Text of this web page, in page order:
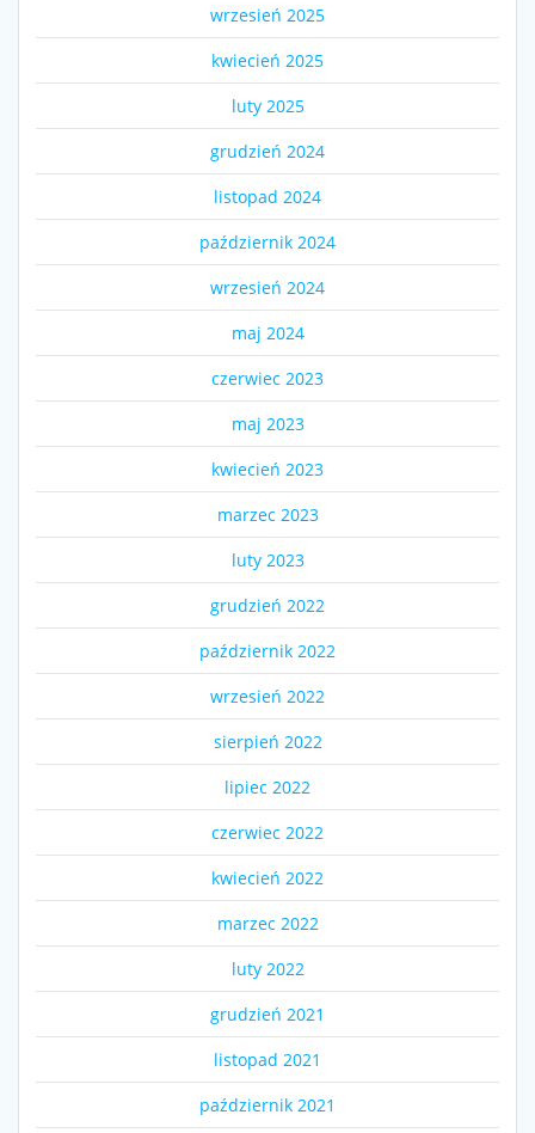
wrzesień 2025
kwiecień 2025
luty 2025
grudzień 2024
listopad 2024
październik 2024
wrzesień 2024
maj 2024
czerwiec 2023
maj 2023
kwiecień 2023
marzec 2023
luty 2023
grudzień 2022
październik 2022
wrzesień 2022
sierpień 2022
lipiec 2022
czerwiec 2022
kwiecień 2022
marzec 2022
luty 2022
grudzień 2021
listopad 2021
październik 2021